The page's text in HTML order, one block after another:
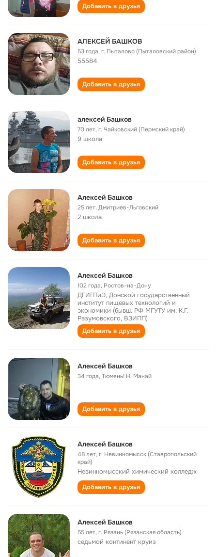
Добавить в друзья
АЛЕКСЕЙ БАШКОВ
53 года,г. Пыталово (Пыталовский район)
55584
Добавить в друзья
алексей Башков
70 лет,г. Чайковский (Пермский край)
9 школа
Добавить в друзья
Алексей Башков
25 лет,Дмитриев-Льговский
2 школа
Добавить в друзья
Алексей Башков
102 года, Ростов-на-Дону
ДГИПТиЭ, Донской государственный
институт пищевых технологий и
экономики (бывш. РФ МГУТУ им. К.Г.
Разумовского, ВЗИПП)
Добавить в друзья
Алексей Башков
34 года,Тюмень! Н. Манай
Добавить в друзья
Алексей Башков
48 лет,г. Невинномысск (Ставропольский
край)
Невинномысский химический колледж
Добавить в друзья
Алексей Башков
55 лет,г. Рязань (Рязанская область)
седьмой континент круиз